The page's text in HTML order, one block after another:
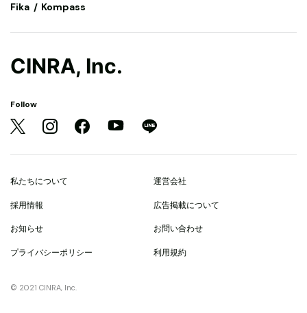
Fika Kompass
CINRA, Inc.
Follow
私たちについて 運営会社
採用情報 広告掲載について
お知らせ お問い合わせ
プライバシーポリシー 利用規約
© 2021 CINRA, Inc.